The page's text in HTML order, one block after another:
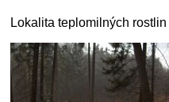
Lokalita teplomilných